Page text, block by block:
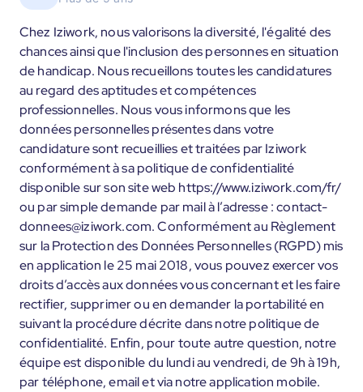
Chez Iziwork, nous valorisons la diversité, l'égalité des
chances ainsi que l'inclusion des personnes en situation
de handicap. Nous recueillons toutes les candidatures
au regard des aptitudes et compétences
professionnelles. Nous vous informons que les
données personnelles présentes dans votre
candidature sont recueillies et traitées par Iziwork
conformément à sa politique de confidentialité
disponible sur son site web https://www.iziwork.com/fr/
ou par simple demande par mail à l’adresse : contact-
donnees@iziwork.com. Conformément au Règlement
sur la Protection des Données Personnelles (RGPD) mis
en application le 25 mai 2018, vous pouvez exercer vos
droits d’accès aux données vous concernant et les faire
rectifier, supprimer ou en demander la portabilité en
suivant la procédure décrite dans notre politique de
confidentialité. Enfin, pour toute autre question, notre
équipe est disponible du lundi au vendredi, de 9h à 19h,
par téléphone, email et via notre application mobile.